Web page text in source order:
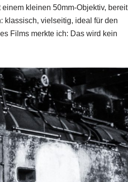
kleinen 50mm-Objektiv, bereit
klassisch, vielseitig, ideal für den
Films merkte ich: Das wird kein